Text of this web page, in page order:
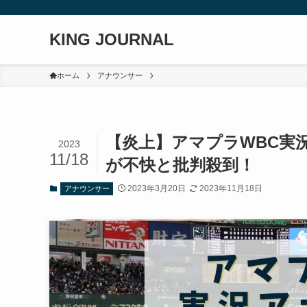
KING JOURNAL
ホーム アナウンサー
【炎上】アマプラWBC
が不快と批判殺到！
2023
11/18
アナウンサー 2023年3月20日 2023年11月18日